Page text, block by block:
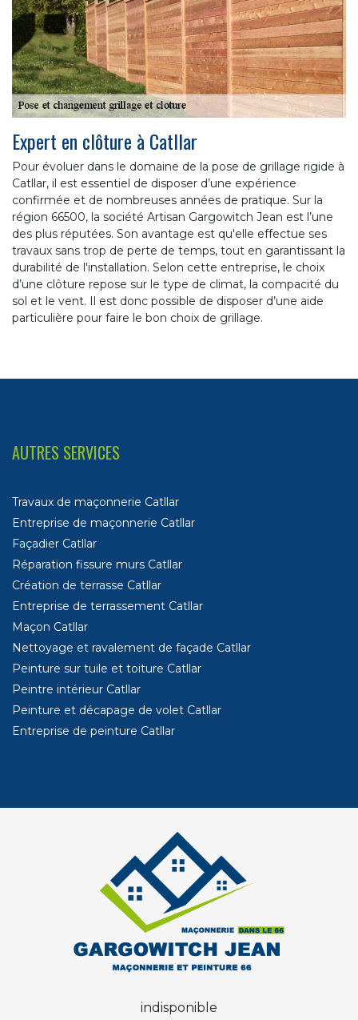
Expert en clôture à Catllar
Pour évoluer dans le domaine de la pose de grillage rigide à
Catllar, il est essentiel de disposer d’une expérience
confirmée et de nombreuses années de pratique. Sur la
région 66500, la société Artisan Gargowitch Jean est l’une
des plus réputées. Son avantage est qu'elle effectue ses
travaux sans trop de perte de temps, tout en garantissant la
durabilité de l'installation. Selon cette entreprise, le choix
d’une clôture repose sur le type de climat, la compacité du
sol et le vent. Il est donc possible de disposer d’une aide
particulière pour faire le bon choix de grillage.
AUTRES SERVICES
Travaux de maçonnerie Catllar
Entreprise de maçonnerie Catllar
Façadier Catllar
Réparation fissure murs Catllar
Création de terrasse Catllar
Entreprise de terrassement Catllar
Maçon Catllar
Nettoyage et ravalement de façade Catllar
Peinture sur tuile et toiture Catllar
Peintre intérieur Catllar
Peinture et décapage de volet Catllar
Entreprise de peinture Catllar
indisponible